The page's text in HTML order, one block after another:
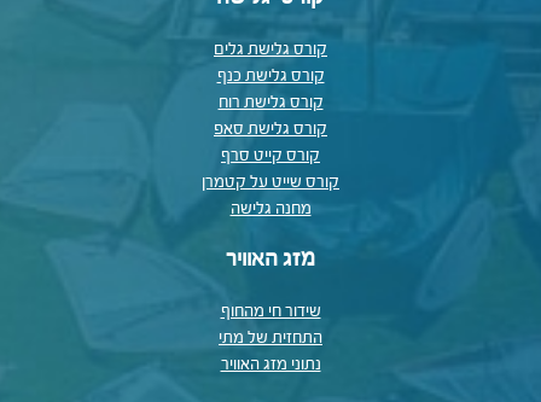
קורס גלישת גלים
קורס גלישת כנף
קורס גלישת רוח
קורס גלישת סאפ
קורס קייט סרף
קורס שייט על קטמרן
מחנה גלישה
מזג האוויר
שידור חי מהחוף
התחזית של מתי
נתוני מזג האוויר